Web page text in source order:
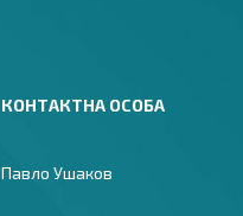
Павло Ушаков